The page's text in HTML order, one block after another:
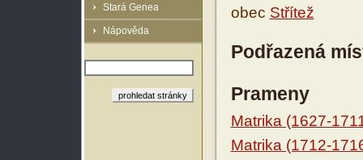
Stará Genea
Nápověda
obec Střítež
Podřazená
Prameny
Matrika (1627-
Matrika (1712-